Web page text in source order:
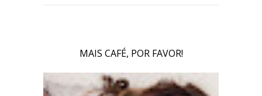
MAIS CAFÉ, POR FAVOR!